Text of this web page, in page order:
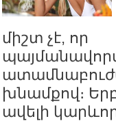
միշտ չէ, որ
խնամքով։
ավելի